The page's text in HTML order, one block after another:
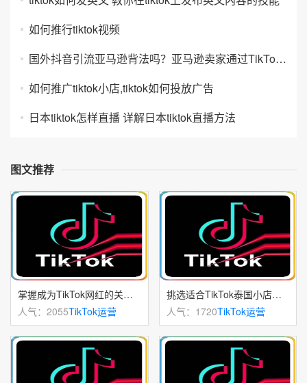
如何推行tiktok视频
国外抖音引流亚马逊背法吗？亚马逊卖家通过TikTok引流方式
如何推广tiktok小店,tiktok如何投放广告
日本tiktok怎样直播 详解日本tiktok直播方法
图文推荐
掌握成为TikTok网红的关键要素
人气：2055TikTok运营
挑选适合TikTok泰国小店的商品方法
人气：1720TikTok运营